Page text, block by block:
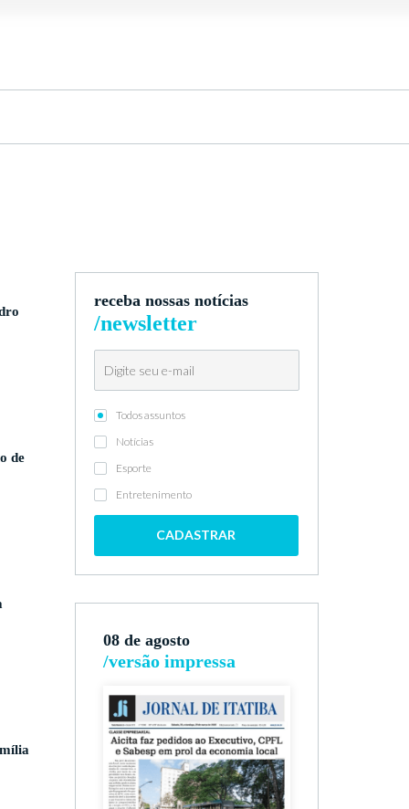
de
receba nossas notícias
/newsletter
Todos assuntos
Notícias
Esporte
Entretenimento
CADASTRAR
08 de agosto
/versão impressa